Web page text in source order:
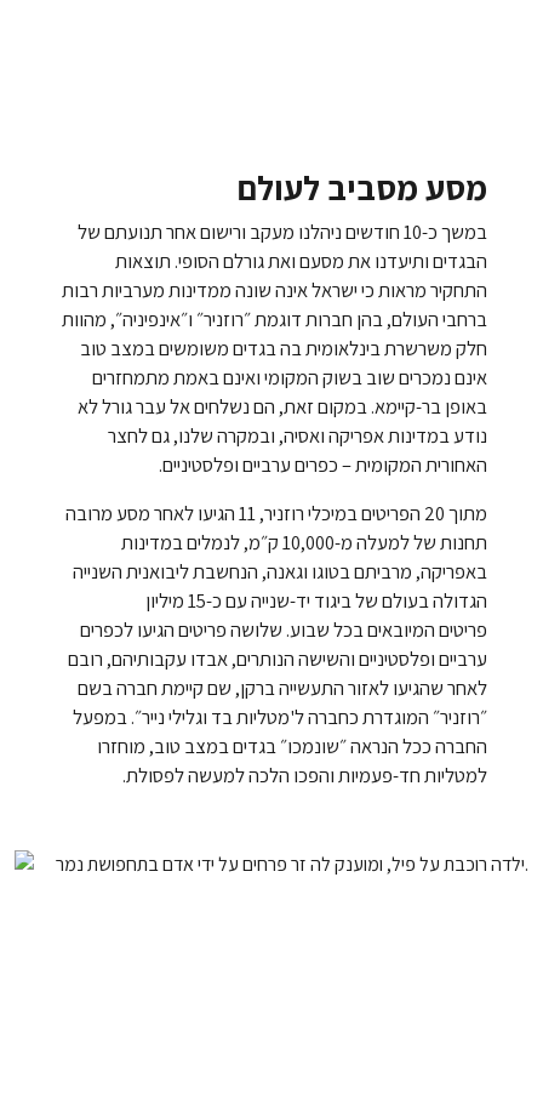
מסע מסביב לעולם
במשך כ-10 חודשים ניהלנו מעקב ורישום אחר תנועתם של
הבגדים ותיעדנו את מסעם ואת גורלם הסופי. תוצאות
התחקיר מראות כי ישראל אינה שונה ממדינות מערביות רבות
ברחבי העולם, בהן חברות דוגמת ״רוזניר״ ו״אינפיניה״, מהוות
חלק משרשרת בינלאומית בה בגדים משומשים במצב טוב
אינם נמכרים שוב בשוק המקומי ואינם באמת מתמחזרים
באופן בר-קיימא. במקום זאת, הם נשלחים אל עבר גורל לא
נודע במדינות אפריקה ואסיה, ובמקרה שלנו, גם לחצר
האחורית המקומית – כפרים ערביים ופלסטיניים.
מתוך 20 הפריטים במיכלי רוזניר, 11 הגיעו לאחר מסע מרובה
תחנות של למעלה מ-10,000 ק״מ, לנמלים במדינות
באפריקה, מרביתם בטוגו וגאנה, הנחשבת ליבואנית השנייה
הגדולה בעולם של ביגוד יד-שנייה עם כ-15 מיליון
פריטים המיובאים בכל שבוע. שלושה פריטים הגיעו לכפרים
ערביים ופלסטיניים והשישה הנותרים, אבדו עקבותיהם, רובם
לאחר שהגיעו לאזור התעשייה ברקן, שם קיימת חברה בשם
״רוזניר״ המוגדרת כחברה ל'מטליות בד וגלילי נייר״. במפעל
החברה ככל הנראה ״שונמכו״ בגדים במצב טוב, מוחזרו
למטליות חד-פעמיות והפכו הלכה למעשה לפסולת.